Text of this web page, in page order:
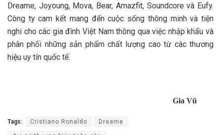
Dreame, Joyoung, Mova, Bear, Amazfit, Soundcore và Eufy.
Công ty cam kết mang đến cuộc sống thông minh và tiện
nghi cho các gia đình Việt Nam thông qua việc nhập khẩu và
phân phối những sản phẩm chất lượng cao từ các thương
hiệu uy tín quốc tế.
Gia Vũ
Tags: Cristiano Ronaldo Dreame